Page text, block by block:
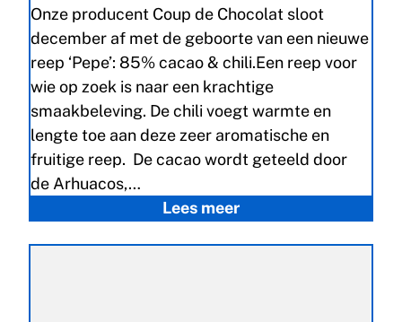
Onze producent Coup de Chocolat sloot
december af met de geboorte van een nieuwe
reep ‘Pepe’: 85% cacao & chili.Een reep voor
wie op zoek is naar een krachtige
smaakbeleving. De chili voegt warmte en
lengte toe aan deze zeer aromatische en
fruitige reep. De cacao wordt geteeld door
de Arhuacos,…
Lees meer